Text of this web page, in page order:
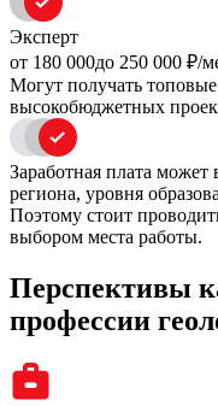
Эксперт
oт 180 000до 250 000 ₽/
Могут получать
высокобюджетных
Заработная плата может
региона, уровня
Поэтому стоит
выбором места работы.
Перспективы
профессии